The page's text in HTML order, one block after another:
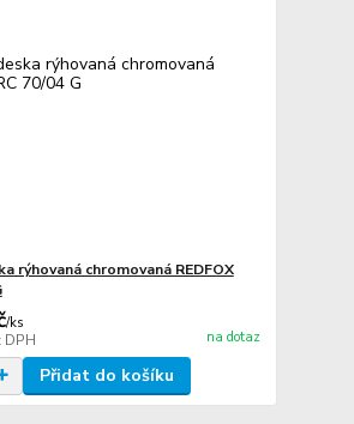
rýhovaná chromovaná REDFOX
/ks
DPH na dotaz
Přidat do košíku